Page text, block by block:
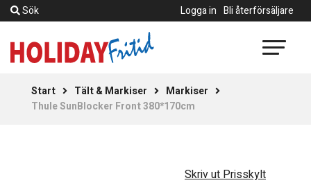
Sök Logga in Bli återförsäljare
Start Tält & Markiser
Markiser
Thule SunBlocker Front 380*170cm
Skriv ut Prisskylt